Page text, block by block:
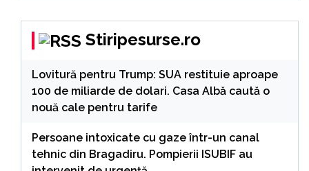
Stiripesurse.ro
Lovitură pentru Trump: SUA restituie aproape
100 de miliarde de dolari. Casa Albă caută o
nouă cale pentru tarife
Persoane intoxicate cu gaze într-un canal
tehnic din Bragadiru. Pompierii ISUBIF au